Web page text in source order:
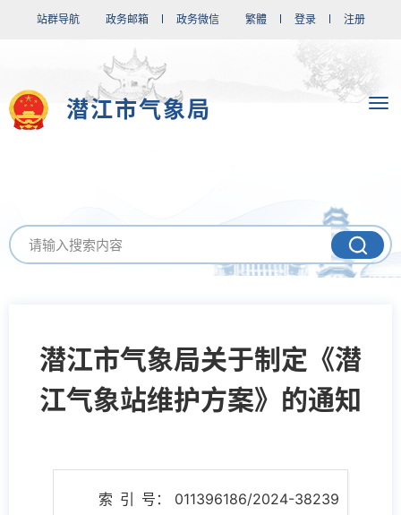
站群导航 政务邮箱 政务微信 繁體 登录 注册
潜江市气象局
潜江市气象局关于制定《潜
江气象站维护方案》的通知
索 引 号： 011396186/2024-38239